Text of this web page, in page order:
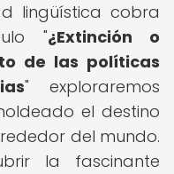
lingüística cobra
"¿Extinción o
de las políticas
" exploraremos
el destino
del mundo.
la fascinante